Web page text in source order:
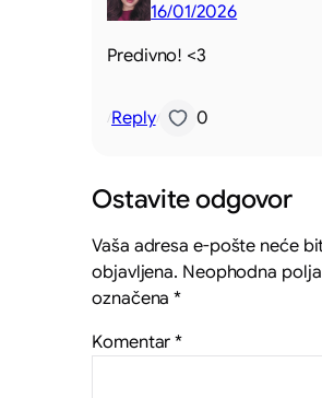
16/01/2026
Predivno! <3
/Reply/ 0
Ostavite odgovor
Vaša adresa e-pošte neće
objavljena. Neophodna
označena*
Komentar*